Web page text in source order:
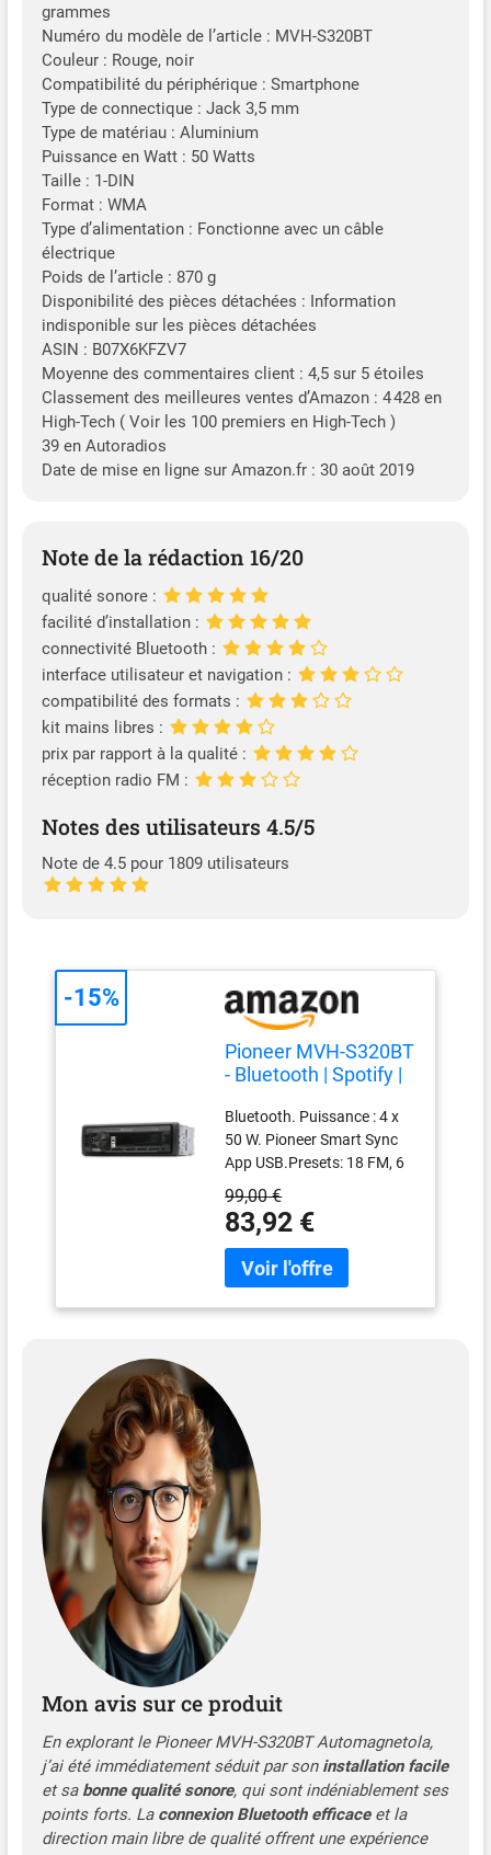
grammes
Numéro du modèle de l’article : MVH-S320BT
Couleur : Rouge, noir
Compatibilité du périphérique : Smartphone
Type de connectique : Jack 3,5 mm
Type de matériau : Aluminium
Puissance en Watt : 50 Watts
Taille : 1-DIN
Format : WMA
Type d’alimentation : Fonctionne avec un câble
électrique
Poids de l’article : 870 g
Disponibilité des pièces détachées : Information
indisponible sur les pièces détachées
ASIN : B07X6KFZV7
Moyenne des commentaires client : 4,5 sur 5 étoiles
Classement des meilleures ventes d’Amazon : 4 428 en
High-Tech ( Voir les 100 premiers en High-Tech )
39 en Autoradios
Date de mise en ligne sur Amazon.fr : 30 août 2019
Note de la rédaction 16/20
qualité sonore :
facilité d’installation :
connectivité Bluetooth :
interface utilisateur et navigation :
compatibilité des formats :
kit mains libres :
prix par rapport à la qualité :
réception radio FM :
Notes des utilisateurs 4.5/5
Note de 4.5 pour 1809 utilisateurs
Pioneer MVH-S320BT
- Bluetooth | Spotify |
Autoradio
Bluetooth. Puissance : 4 x
50 W. Pioneer Smart Sync
App USB.Presets: 18 FM, 6
AM Compatible iOS et
Android.
99,00 €
83,92 €
-15%
Mon avis sur ce produit
En explorant le Pioneer MVH-S320BT Automagnetola,
j’ai été immédiatement séduit par son installation facile
et sa bonne qualité sonore, qui sont indéniablement ses
points forts. La connexion Bluetooth efficaceet la
direction main libre de qualité offrent une expérience